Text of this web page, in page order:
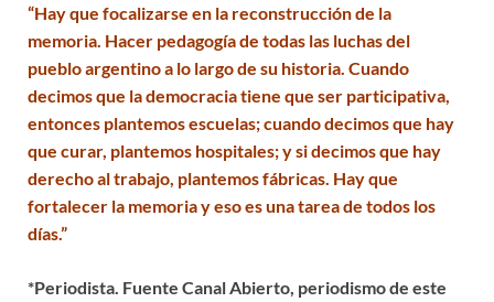
“Hay que focalizarse en la reconstrucción de la
memoria. Hacer pedagogía de todas las luchas del
pueblo argentino a lo largo de su historia. Cuando
decimos que la democracia tiene que ser participativa,
entonces plantemos escuelas; cuando decimos que hay
que curar, plantemos hospitales; y si decimos que hay
derecho al trabajo, plantemos fábricas. Hay que
fortalecer la memoria y eso es una tarea de todos los
días.”
*Periodista. Fuente Canal Abierto, periodismo de este